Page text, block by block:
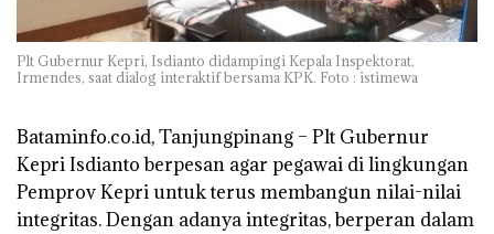
Plt Gubernur Kepri, Isdianto didampingi Kepala Inspektorat,
Irmendes, saat dialog interaktif bersama KPK. Foto : istimewa
Bataminfo.co.id, Tanjungpinang – Plt Gubernur
Kepri Isdianto berpesan agar pegawai di lingkungan
Pemprov Kepri untuk terus membangun nilai-nilai
integritas. Dengan adanya integritas, berperan dalam